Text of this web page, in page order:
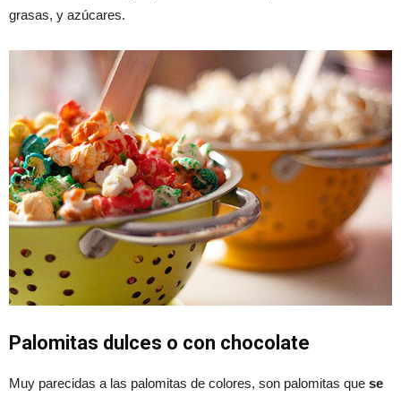
grasas, y azúcares.
Palomitas dulces o con chocolate
Muy parecidas a las palomitas de colores, son palomitas que se